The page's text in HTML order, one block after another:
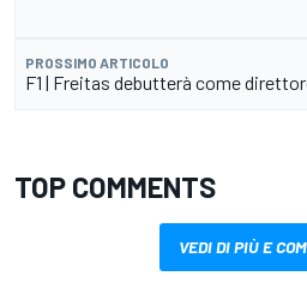
PROSSIMO ARTICOLO
F1 | Freitas debutterà come
TOP COMMENTS
VEDI DI PIÙ E